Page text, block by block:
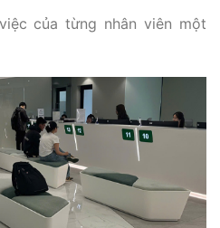
của từng nhân viên một